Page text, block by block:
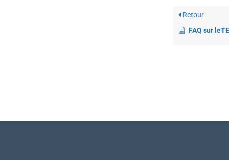
Retour
FAQ sur